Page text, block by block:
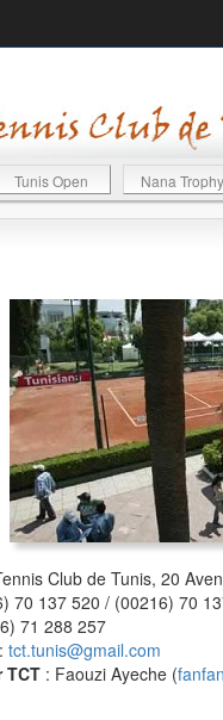
Tunis Open Nana Trophy
Club de Tunis, 20
70 137 520 / (00216) 70
71 288 257
: tct.tunis@gmail.com
TCT : Faouzi Ayeche (